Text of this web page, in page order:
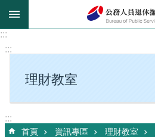
跳到主要內容區塊
:::
:::
理財教室
:::
首頁 資訊專區 理財教室